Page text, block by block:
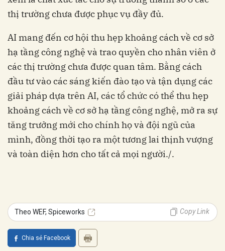
thị trường chưa được phục vụ đầy đủ.
AI mang đến cơ hội thu hẹp khoảng cách về cơ sở
hạ tầng công nghệ và trao quyền cho nhân viên ở
các thị trường chưa được quan tâm. Bằng cách
đầu tư vào các sáng kiến ​​đào tạo và tận dụng các
giải pháp dựa trên AI, các tổ chức có thể thu hẹp
khoảng cách về cơ sở hạ tầng công nghệ, mở ra sự
tăng trưởng mới cho chính họ và đội ngũ của
mình, đồng thời tạo ra một tương lai thịnh vượng
và toàn diện hơn cho tất cả mọi người./.
Theo WEF, Spiceworks Copy Link
Chia sẻ Facebook